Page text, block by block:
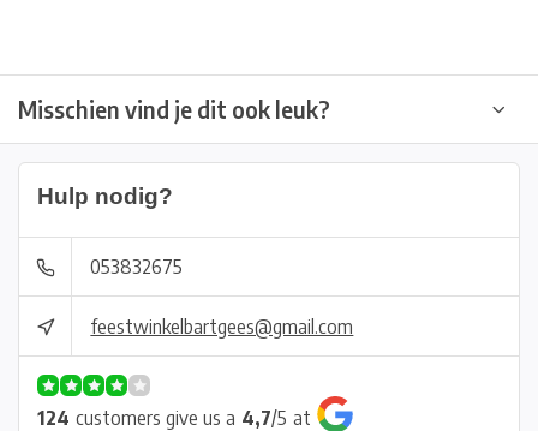
Misschien vind je dit ook leuk?
Hulp nodig?
053832675
feestwinkelbartgees@gmail.com
124 customers give us a 4,7/5 at